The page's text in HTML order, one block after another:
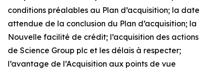
conditions préalables au Plan d’acquisition; la date
attendue de la conclusion du Plan d’acquisition; la
Nouvelle facilité de crédit; l’acquisition des actions
de Science Group plc et les délais à respecter;
l’avantage de l’Acquisition aux points de vue